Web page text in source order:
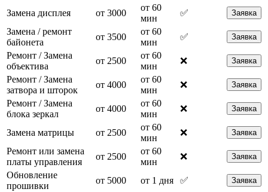
Замена дисплея от 3000
от 60
мин
✅ Заявка
Замена / ремонт
байонета
от 3500
от 60
мин
✅ Заявка
Ремонт / Замена
объектива
от 2500
от 60
мин
❌ Заявка
Ремонт / Замена
затвора и шторок
от 4000
от 60
мин
❌ Заявка
Ремонт / Замена
блока зеркал
от 4000
от 60
мин
❌ Заявка
Замена матрицы от 2500
от 60
мин
❌ Заявка
Ремонт или замена
платы управления
от 2500
от 60
мин
❌ Заявка
Обновление
прошивки
от 5000 от 1 дня ✅ Заявка